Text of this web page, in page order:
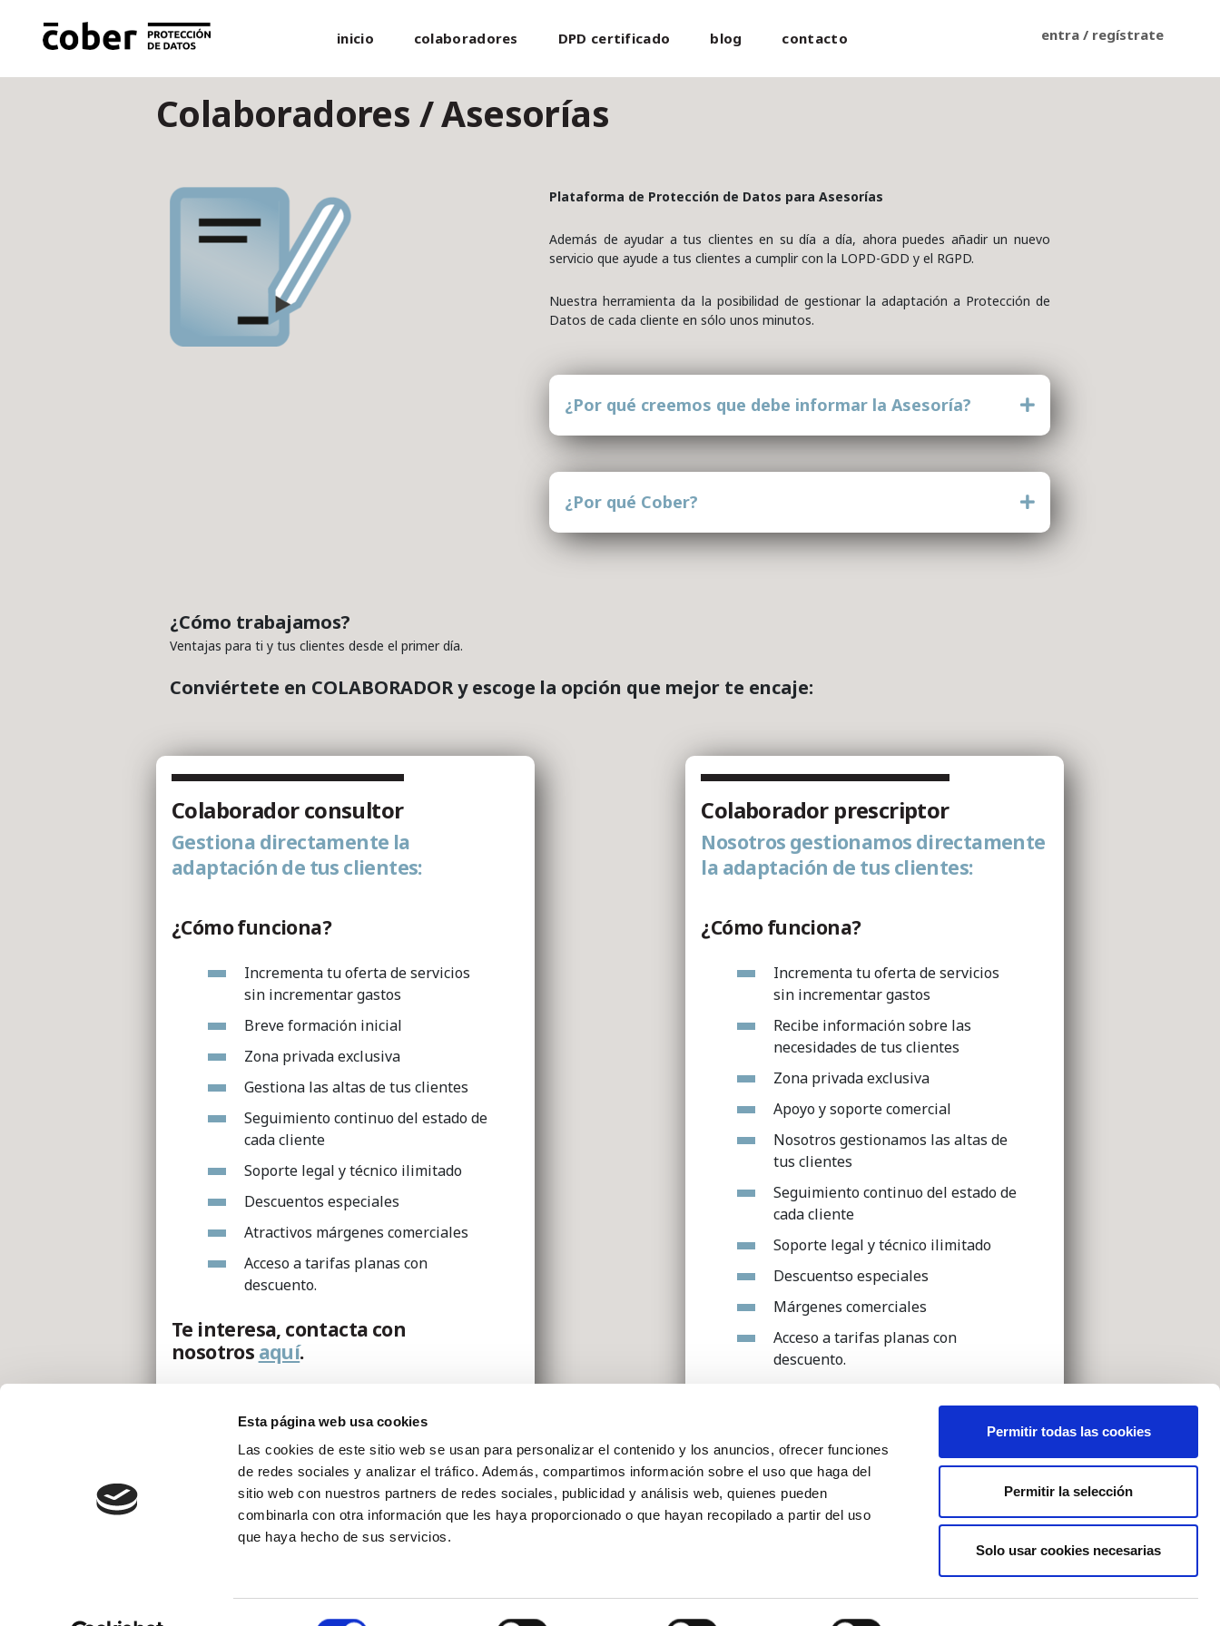
Esta página web usa cookies
Las cookies de este sitio web se usan para personalizar el contenido y los anuncios, ofrecer funciones
de redes sociales y analizar el tráfico. Además, compartimos información sobre el uso que haga del
sitio web con nuestros partners de redes sociales, publicidad y análisis web, quienes pueden
combinarla con otra información que les haya proporcionado o que hayan recopilado a partir del uso
que haya hecho de sus servicios.
Permitir todas las cookies
Permitir la selección
Solo usar cookies necesarias
inicio colaboradores DPD certificado blog contacto entra / regístrate
Colaboradores / Asesorías
Plataforma de Protección de Datos para Asesorías
Además de ayudar a tus clientes en su día a día, ahora puedes añadir un nuevo
servicio que ayude a tus clientes a cumplir con la LOPD-GDD y el RGPD.
Nuestra herramienta da la posibilidad de gestionar la adaptación a Protección de
Datos de cada cliente en sólo unos minutos.
¿Por qué creemos que debe informar la Asesoría?
¿Por qué Cober?
¿Cómo trabajamos?
Ventajas para ti y tus clientes desde el primer día.
Conviértete en COLABORADOR y escoge la opción que mejor te encaje:
Colaborador consultor
Gestiona directamente la
adaptación de tus clientes:
¿Cómo funciona?
Incrementa tu oferta de servicios
sin incrementar gastos
Breve formación inicial
Zona privada exclusiva
Gestiona las altas de tus clientes
Seguimiento continuo del estado de
cada cliente
Soporte legal y técnico ilimitado
Descuentos especiales
Atractivos márgenes comerciales
Acceso a tarifas planas con
descuento.
Te interesa, contacta con
nosotros aquí.
Colaborador prescriptor
Nosotros gestionamos directamente
la adaptación de tus clientes:
¿Cómo funciona?
Incrementa tu oferta de servicios
sin incrementar gastos
Recibe información sobre las
necesidades de tus clientes
Zona privada exclusiva
Apoyo y soporte comercial
Nosotros gestionamos las altas de
tus clientes
Seguimiento continuo del estado de
cada cliente
Soporte legal y técnico ilimitado
Descuentso especiales
Márgenes comerciales
Acceso a tarifas planas con
descuento.